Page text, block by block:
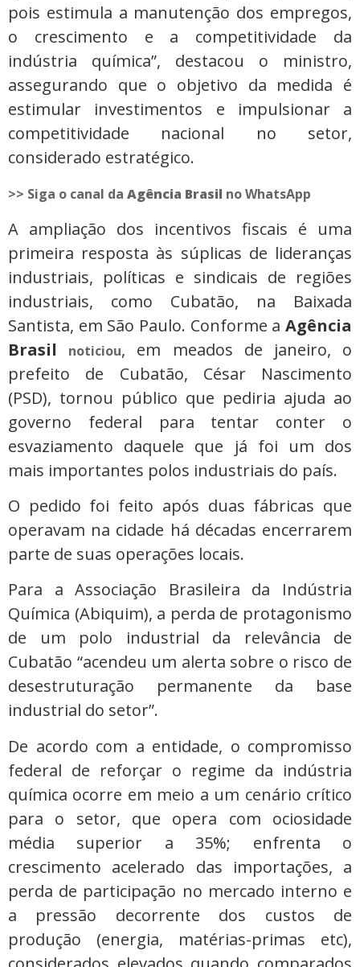
pois estimula a manutenção dos empregos,
o crescimento e a competitividade da
indústria química”, destacou o ministro,
assegurando que o objetivo da medida é
estimular investimentos e impulsionar a
competitividade nacional no setor,
considerado estratégico.
>> Siga o canal da Agência Brasil no WhatsApp
A ampliação dos incentivos fiscais é uma
primeira resposta às súplicas de lideranças
industriais, políticas e sindicais de regiões
industriais, como Cubatão, na Baixada
Santista, em São Paulo. Conforme a Agência
Brasil
noticiou, em meados de janeiro, o
prefeito de Cubatão, César Nascimento
(PSD), tornou público que pediria ajuda ao
governo federal para tentar conter o
esvaziamento daquele que já foi um dos
mais importantes polos industriais do país.
O pedido foi feito após duas fábricas que
operavam na cidade há décadas encerrarem
parte de suas operações locais.
Para a Associação Brasileira da Indústria
Química (Abiquim), a perda de protagonismo
de um polo industrial da relevância de
Cubatão “acendeu um alerta sobre o risco de
desestruturação permanente da base
industrial do setor”.
De acordo com a entidade, o compromisso
federal de reforçar o regime da indústria
química ocorre em meio a um cenário crítico
para o setor, que opera com ociosidade
média superior a 35%; enfrenta o
crescimento acelerado das importações, a
perda de participação no mercado interno e
a pressão decorrente dos custos de
produção (energia, matérias-primas etc),